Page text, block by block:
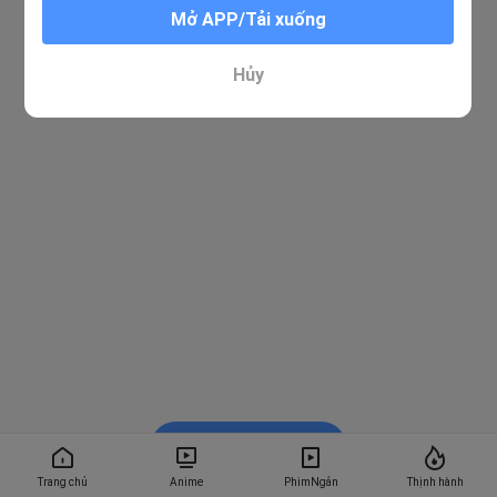
Trang chủ Anime PhimNgắn Thịnh hành
Xem trong BiliBili
Mở APP/Tải xuống
Hủy